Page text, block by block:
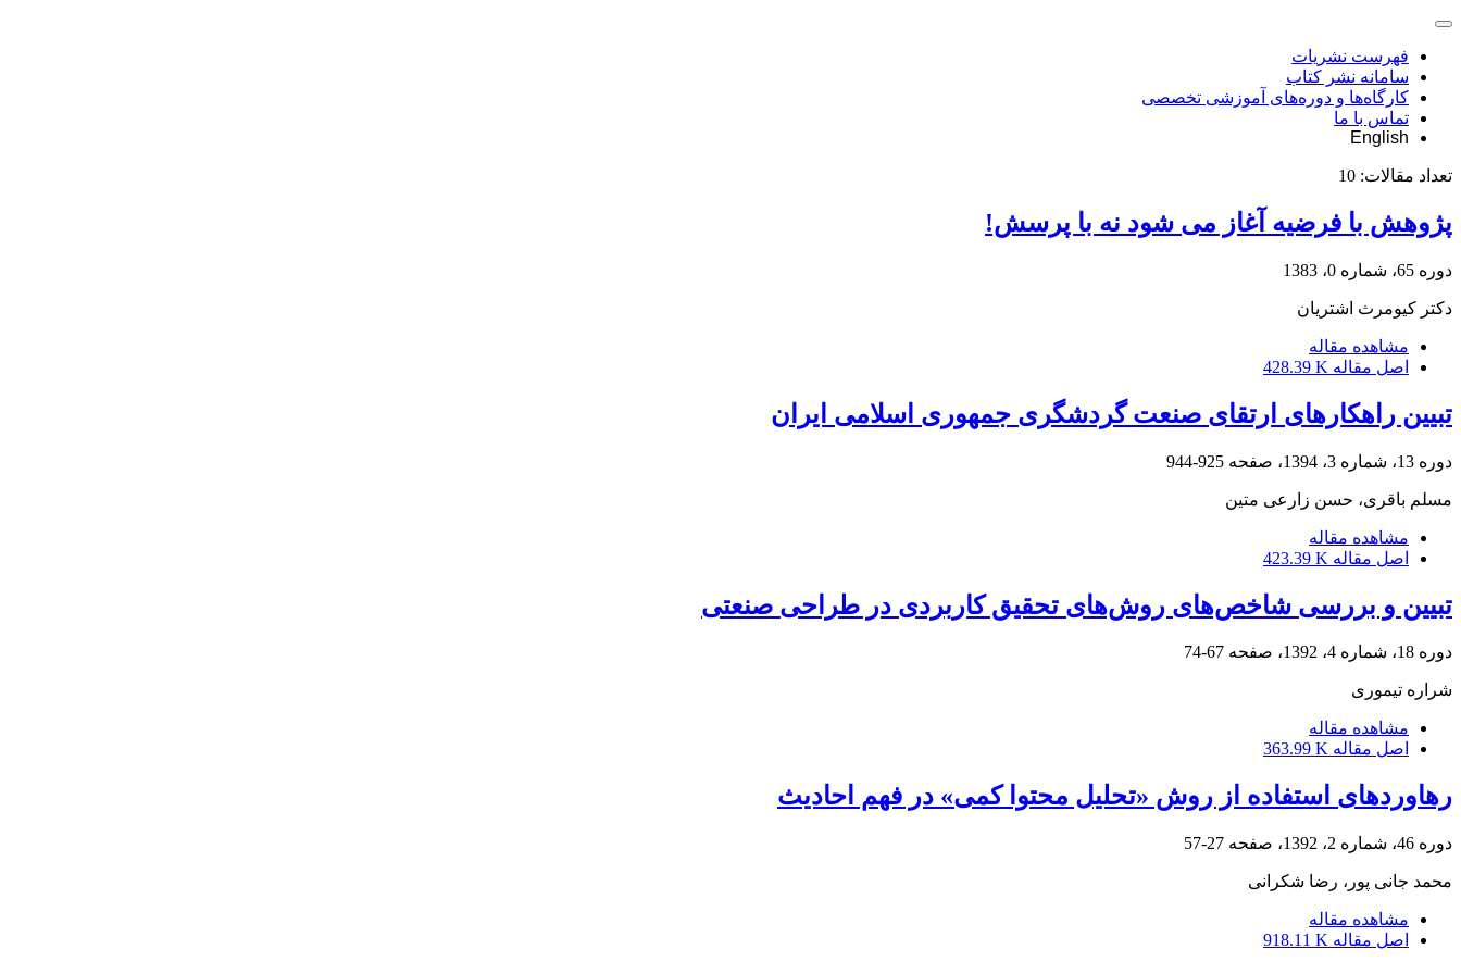
فهرست نشریات
سامانه نشر کتاب
کارگاه‌ها و دوره‌های آموزشی تخصصی
تماس با ما
English
تعداد مقالات: 10
پژوهش با فرضیه آغاز می شود نه با پرسش!
دوره 65، شماره 0، 1383
دکتر کیومرث اشتریان
مشاهده مقاله
اصل مقاله 428.39 K
تبیین راهکارهای ارتقای صنعت گردشگری جمهوری اسلامی ایران
دوره 13، شماره 3، 1394، صفحه 925-944
مسلم باقری، حسن زارعی متین
مشاهده مقاله
اصل مقاله 423.39 K
تبیین و بررسی شاخص‌های روش‌های تحقیق کاربردی در طراحی صنعتی
دوره 18، شماره 4، 1392، صفحه 67-74
شراره تیموری
مشاهده مقاله
اصل مقاله 363.99 K
رهاوردهای استفاده از روش «تحلیل محتوا کمی» در فهم احادیث
دوره 46، شماره 2، 1392، صفحه 27-57
محمد جانی پور، رضا شکرانی
مشاهده مقاله
اصل مقاله 918.11 K